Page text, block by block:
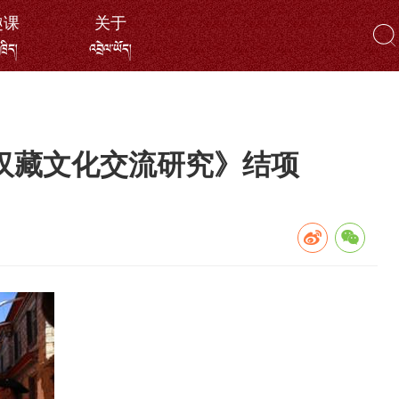
关于
འབྲེལ་ཡོད།
藏文化交流研究》结项